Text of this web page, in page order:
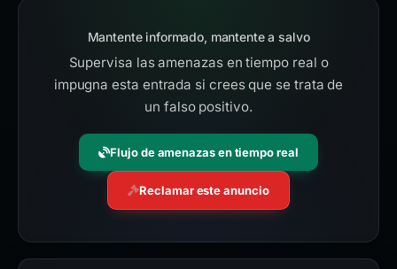
Mantente informado, mantente a salvo
Supervisa las amenazas en tiempo real o
impugna esta entrada si crees que se trata de
un falso positivo.
Flujo de amenazas en tiempo real
Reclamar este anuncio